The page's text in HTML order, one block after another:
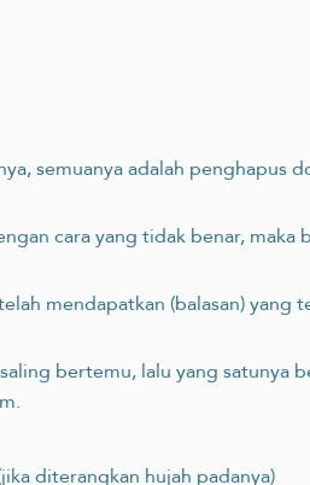
semuanya adalah penghapus
cara yang tidak benar, maka
mendapatkan (balasan) yang
bertemu, lalu yang satunya
diterangkan hujah padanya)